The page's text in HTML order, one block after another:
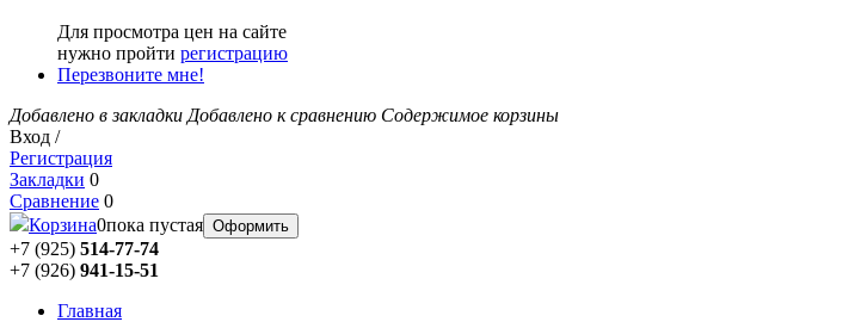
Для просмотра цен на сайте
нужно пройти регистрацию
Перезвоните мне!
Добавлено в закладки Добавлено к сравнению Содержимое корзины
Вход /
Регистрация
Закладки 0
Сравнение 0
Корзина0пока пустая Оформить
+7 (925) 514-77-74
+7 (926) 941-15-51
Главная